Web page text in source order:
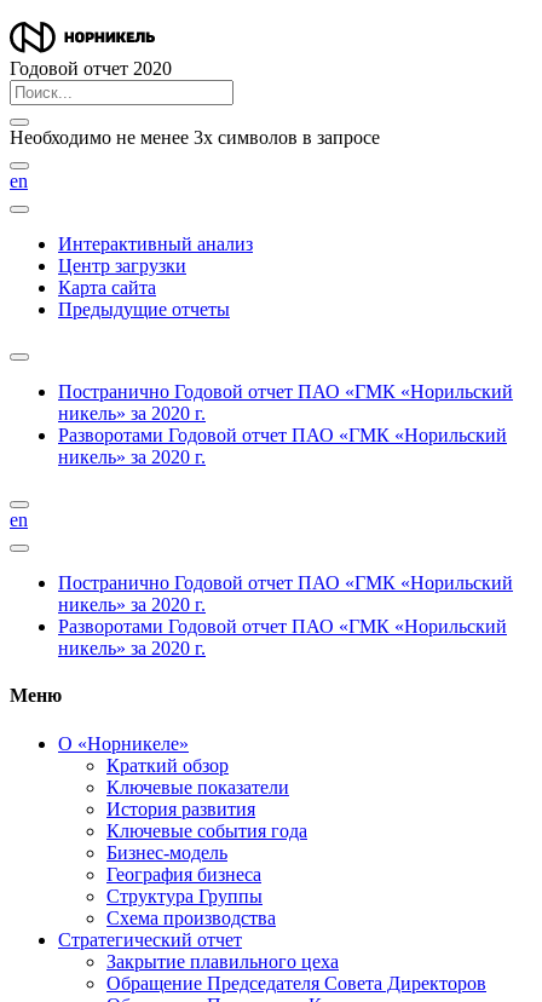
Годовой отчет 2020
Необходимо не менее 3х символов в запросе
en
Интерактивный анализ
Центр загрузки
Карта сайта
Предыдущие отчеты
Постранично Годовой отчет ПАО «ГМК «Норильский
никель» за 2020 г.
Разворотами Годовой отчет ПАО «ГМК «Норильский
никель» за 2020 г.
en
Постранично Годовой отчет ПАО «ГМК «Норильский
никель» за 2020 г.
Разворотами Годовой отчет ПАО «ГМК «Норильский
никель» за 2020 г.
Меню
О «Норникеле»
Краткий обзор
Ключевые показатели
История развития
Ключевые события года
Бизнес-модель
География бизнеса
Структура Группы
Схема производства
Стратегический отчет
Закрытие плавильного цеха
Обращение Председателя Совета Директоров